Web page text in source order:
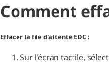
Comment
Effacer la file d'attente EDC :
Sur l'écran tactile,